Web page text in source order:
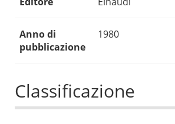
Anno di
pubblicazione
1980
Classificazione